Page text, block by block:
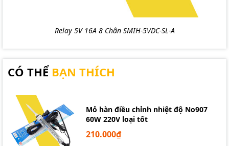
Relay 5V 16A 8 Chân SMIH-5VDC-SL-A
CÓ THỂ BẠN THÍCH
Mỏ hàn điều chỉnh nhiệt độ No907
60W 220V loại tốt
210.000₫